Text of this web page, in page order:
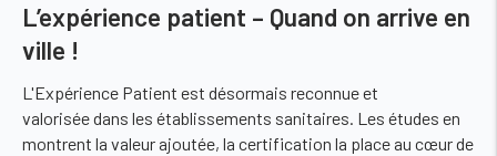
L’expérience patient – Quand on arrive en
ville !
L'Expérience Patient est désormais reconnue et
valorisée dans les établissements sanitaires. Les études en
montrent la valeur ajoutée, la certification la place au cœur de